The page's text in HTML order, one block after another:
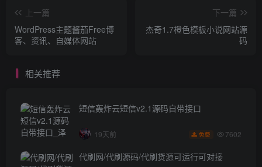
上一篇
WordPress主题酱茄Free博
客、资讯、自媒体网站
下一篇
杰奇1.7橙色模板小说网站源
码
相关推荐
短信轰炸云短信v2.1源码自带接口
19天前 免费 7602
代刷网/代刷源码/代刷货源可运行可对接